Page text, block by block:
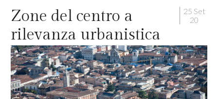
25 Set
20
Zone del centro a
rilevanza urbanistica